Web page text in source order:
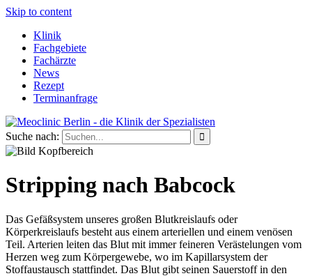
Skip to content
Klinik
Fachgebiete
Fachärzte
News
Rezept
Terminanfrage
Suche nach:
Stripping nach Babcock
Das Gefäßsystem unseres großen Blutkreislaufs oder
Körperkreislaufs besteht aus einem arteriellen und einem venösen
Teil. Arterien leiten das Blut mit immer feineren Verästelungen vom
Herzen weg zum Körpergewebe, wo im Kapillarsystem der
Stoffaustausch stattfindet. Das Blut gibt seinen Sauerstoff in den